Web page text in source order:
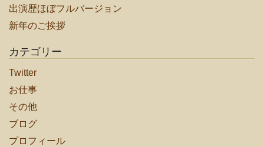
出演歴ほぼフルバージョン
新年のご挨拶
カテゴリー
Twitter
お仕事
その他
ブログ
プロフィール